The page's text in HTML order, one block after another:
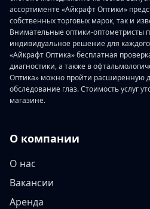
ассортименте «Айкрафт Оптики»
собственных торговых марок, так и
Внимательные оптики-оптометристы
индивидуальное решение для
«Айкрафт Оптика» бесплатная
диагностики, а также в
Оптика» можно пройти расширенную
обследование глаз. Стоимость услуг
магазине.
О компании
О нас
Вакансии
Аренда